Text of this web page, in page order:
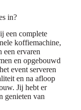
in?
een complete
koffiemachine,
een ervaren
en opgebouwd
event serveren
en na afloop
Jij hebt er
genieten van